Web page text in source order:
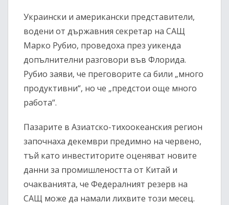
Украински и американски представители,
водени от държавния секретар на САЩ
Марко Рубио, проведоха през уикенда
допълнителни разговори във Флорида.
Рубио заяви, че преговорите са били „много
продуктивни“, но че „предстои още много
работа“.
Пазарите в Азиатско-тихоокеанския регион
започнаха декември предимно на червено,
тъй като инвеститорите оценяват новите
данни за промишлеността от Китай и
очакванията, че Федералният резерв на
САЩ може да намали лихвите този месец.